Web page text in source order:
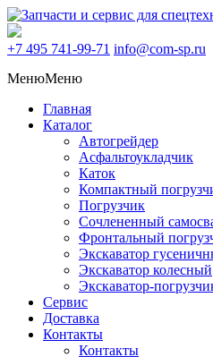
+7 495 741-99-71 info@com-sp.ru
МенюМеню
Главная
Каталог
Автогрейдер
Асфальтоукладчик
Каток
Компактный
Погрузчик
Сочлененный
Фронтальный
Экскаватор
Экскаватор колесный
Экскаватор-
Сервис
Доставка
Контакты
Контакты